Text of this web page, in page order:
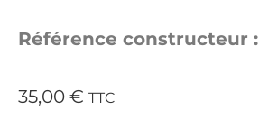
Référence constructeur :
35,00 € TTC